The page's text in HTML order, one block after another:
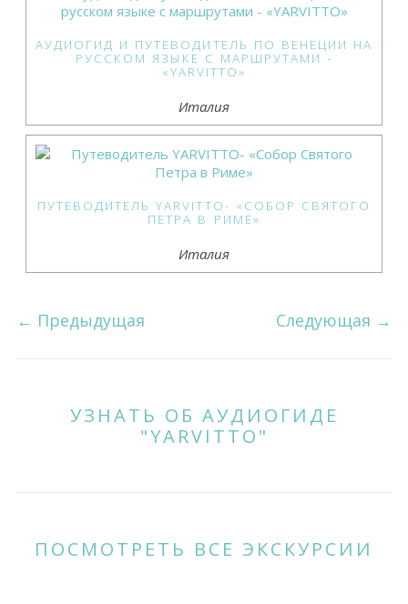
АУДИОГИД И ПУТЕВОДИТЕЛЬ ПО ВЕНЕЦИИ НА
РУССКОМ ЯЗЫКЕ С МАРШРУТАМИ -
«YARVITTO»
Италия
ПУТЕВОДИТЕЛЬ YARVITTO- «СОБОР СВЯТОГО
ПЕТРА В РИМЕ»
Италия
← Предыдущая Следующая →
УЗНАТЬ ОБ АУДИОГИДЕ
"YARVITTO"
ПОСМОТРЕТЬ ВСЕ ЭКСКУРСИИ